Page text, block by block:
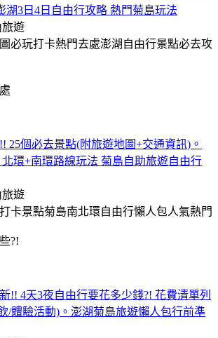
湖3日4日自由行攻略 熱門菊島玩法
旅遊
25個必去景點(附旅遊地圖+交通資訊)。
環+南環路線玩法 菊島自助旅遊自由行
旅遊
?!
!! 4天3夜自由行要花多少錢?! 花費清單列
/體驗活動)。澎湖菊島旅遊懶人包行前準